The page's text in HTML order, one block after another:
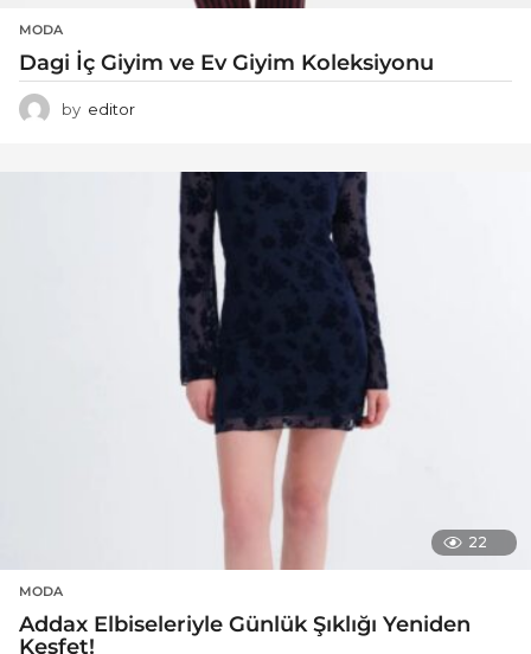
MODA
Dagi İç Giyim ve Ev Giyim Koleksiyonu
by editor
22
MODA
Addax Elbiseleriyle Günlük Şıklığı Yeniden
Keşfet!